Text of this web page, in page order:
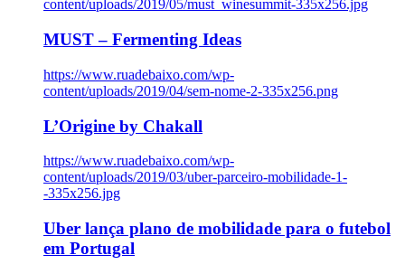
content/uploads/2019/05/must_winesummit-335x256.jpg
MUST – Fermenting Ideas
https://www.ruadebaixo.com/wp-
content/uploads/2019/04/sem-nome-2-335x256.png
L’Origine by Chakall
https://www.ruadebaixo.com/wp-
content/uploads/2019/03/uber-parceiro-mobilidade-1-
-335x256.jpg
Uber lança plano de mobilidade para o futebol
em Portugal